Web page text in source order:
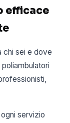
efficace
chi sei e dove
servizio